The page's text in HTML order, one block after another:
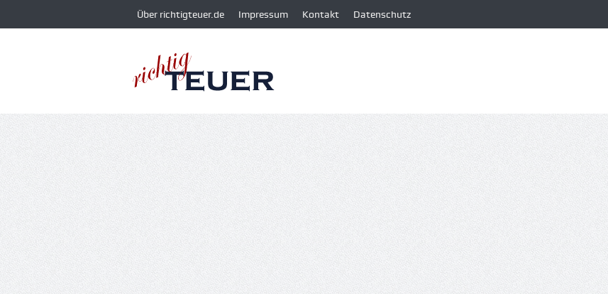
Über richtigteuer.de Impressum Kontakt Datenschutz